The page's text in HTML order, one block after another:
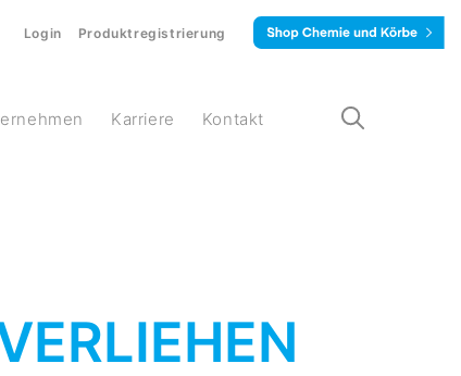
Login Produktregistrierung
Karriere Kontakt